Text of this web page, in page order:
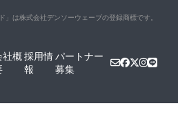
」は株式会社デンソーウェーブの登録商標です。
社概採用情
報
パートナー
募集